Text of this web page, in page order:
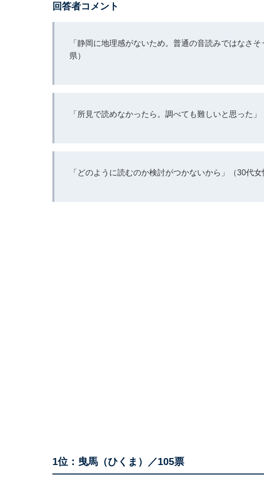
回答者コメント
「静岡に地理感がないため。普通の音読みではなさ
県）
「所見で読めなかったら。調べても難しいと思った」
「どのように読むのか検討がつかないから」（30代女
1位：曳馬（ひくま）／105票